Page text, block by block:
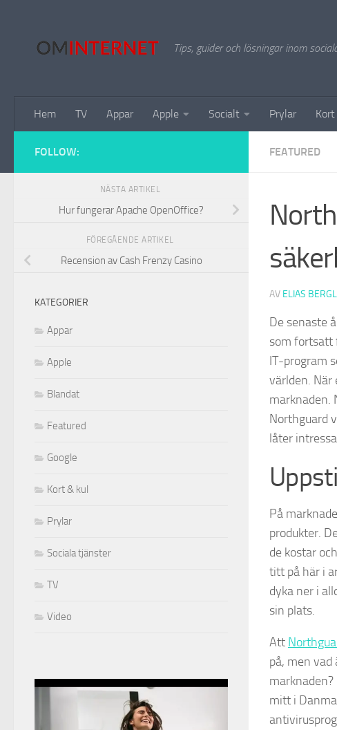
Tips, guider och lösningar inom
Hem TV Appar Apple Socialt Prylar
FEATURED
AV ELIAS
De senaste
som fortsatt
IT-program
världen. När
marknaden.
Northguard
låter
På
produkter.
de kostar
titt på här i
dyka ner i
sin plats.
Att
på, men
mitt i
FOLLOW:
NÄSTA ARTIKEL
Hur fungerar Apache OpenOffice?
FÖREGÅENDE ARTIKEL
Recension av Cash Frenzy Casino
KATEGORIER
Appar
Apple
Blandat
Featured
Google
Kort & kul
Prylar
Sociala tjänster
TV
Video